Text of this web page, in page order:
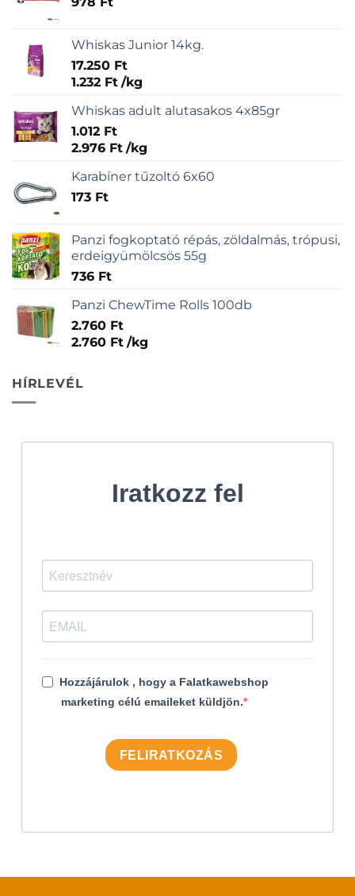
Whiskas Junior 14kg.
17.250 Ft
1.232 Ft /kg
Whiskas adult alutasakos 4x85gr
1.012 Ft
2.976 Ft /kg
Karabíner tűzoltó 6x60
173 Ft
Panzi fogkoptató répás, zöldalmás, trópusi,
erdeigyümölcsös 55g
736 Ft
Panzi ChewTime Rolls 100db
2.760 Ft
2.760 Ft /kg
HÍRLEVÉL
Iratkozz fel
Hozzájárulok , hogy a Falatkawebshop
marketing célú emaileket küldjön.
FELIRATKOZÁS